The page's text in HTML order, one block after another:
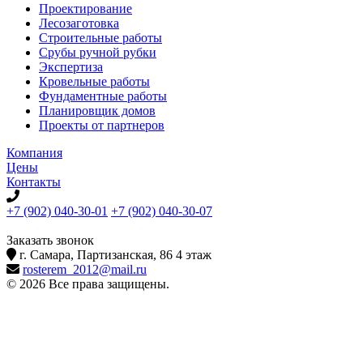
Проектирование
Лесозаготовка
Строительные работы
Срубы ручной рубки
Экспертиза
Кровельные работы
Фундаментные работы
Планировщик домов
Проекты от партнеров
Компания
Цены
Контакты
+7 (902) 040-30-01 +7 (902) 040-30-07
Заказать звонок
г. Самара, Партизанская, 86 4 этаж
rosterem_2012@mail.ru
© 2026 Все права защищены.